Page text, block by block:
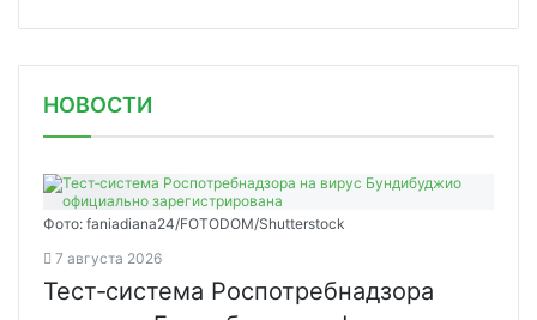
НОВОСТИ
Фото: faniadiana24/FOTODOM/Shutterstock
7 августа 2026
Тест‑система Роспотребнадзора